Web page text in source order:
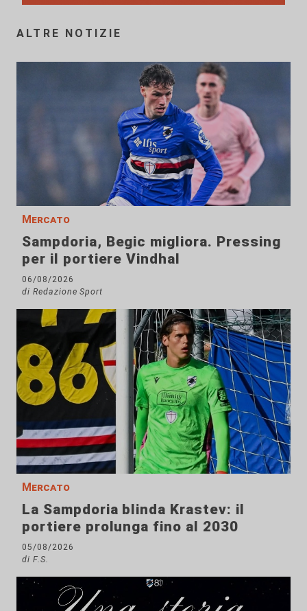
ALTRE NOTIZIE
Mercato
Sampdoria, Begic migliora. Pressing
per il portiere Vindhal
06/08/2026
di Redazione Sport
Mercato
La Sampdoria blinda Krastev: il
portiere prolunga fino al 2030
05/08/2026
di F.S.